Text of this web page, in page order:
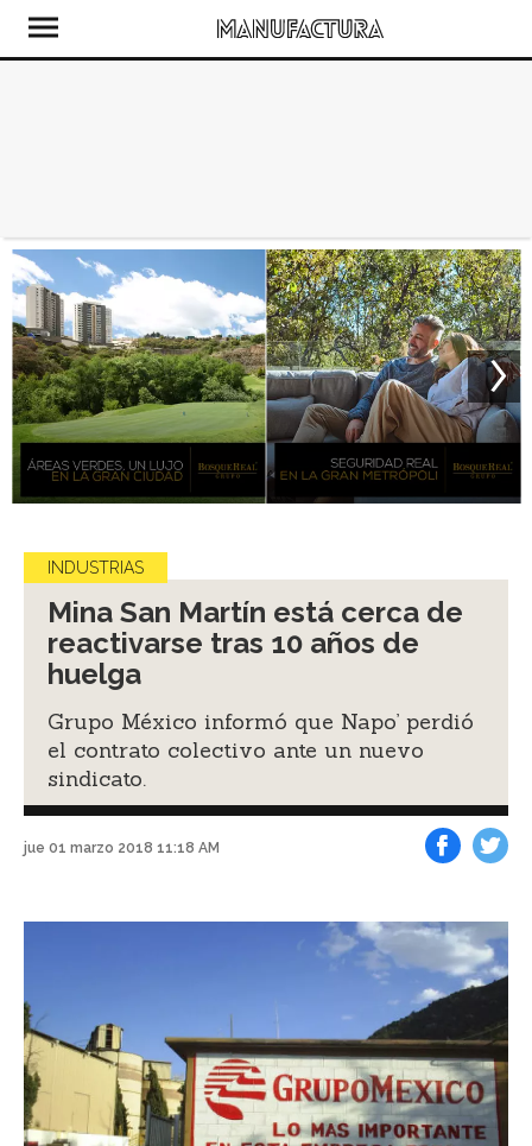
INDUSTRIAS
Mina San Martín está cerca de
reactivarse tras 10 años de
huelga
Grupo México informó que Napo’ perdió
el contrato colectivo ante un nuevo
sindicato.
jue 01 marzo 2018 11:18 AM